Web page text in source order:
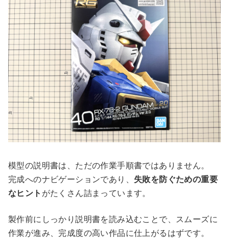
模型の説明書は、ただの作業手順書ではありません。
完成へのナビゲーションであり、 失敗を防ぐための重要
なヒント がたくさん詰まっています。
製作前にしっかり説明書を読み込むことで、スムーズに
作業が進み、完成度の高い作品に仕上がるはずです。